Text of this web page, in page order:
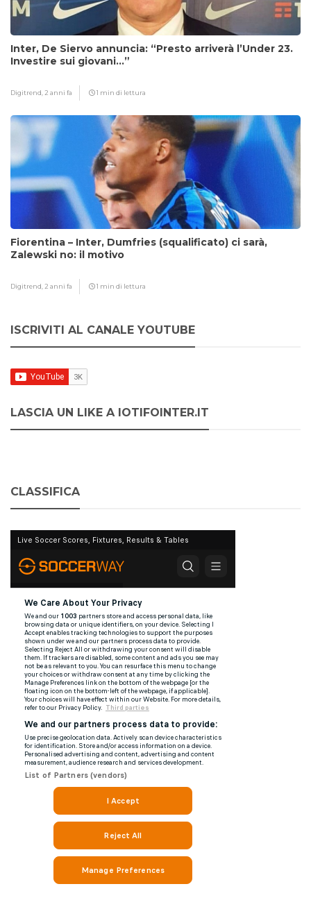
Inter, De Siervo annuncia: “Presto arriverà l’Under 23.
Investire sui giovani…”
Digitrend, 2 anni fa 1 min di lettura
Fiorentina – Inter, Dumfries (squalificato) ci sarà,
Zalewski no: il motivo
Digitrend, 2 anni fa 1 min di lettura
ISCRIVITI AL CANALE YOUTUBE
LASCIA UN LIKE A IOTIFOINTER.IT
CLASSIFICA